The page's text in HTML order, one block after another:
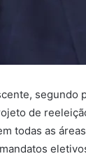
segundo
de
todas as